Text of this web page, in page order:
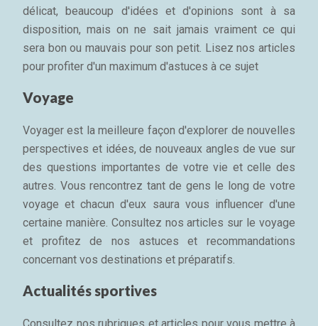
délicat, beaucoup d'idées et d'opinions sont à sa
disposition, mais on ne sait jamais vraiment ce qui
sera bon ou mauvais pour son petit. Lisez nos articles
pour profiter d'un maximum d'astuces à ce sujet
Voyage
Voyager est la meilleure façon d'explorer de nouvelles
perspectives et idées, de nouveaux angles de vue sur
des questions importantes de votre vie et celle des
autres. Vous rencontrez tant de gens le long de votre
voyage et chacun d'eux saura vous influencer d'une
certaine manière. Consultez nos articles sur le voyage
et profitez de nos astuces et recommandations
concernant vos destinations et préparatifs.
Actualités sportives